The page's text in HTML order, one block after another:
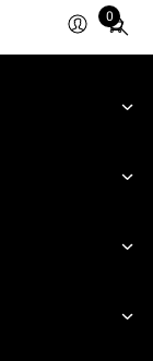
0
Total